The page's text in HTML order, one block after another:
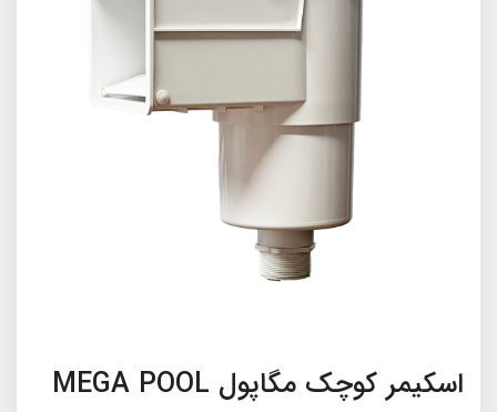
اسکیمر کوچک مگاپول MEGA POOL